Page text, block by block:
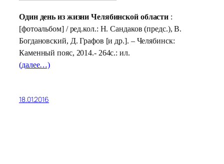
Один день из жизни Челябинской области :
[фотоальбом] /ред.кол.: Н. Сандаков (предс.), В.
Богдановский, Д. Графов [и др.]. – Челябинск:
Каменный пояс, 2014.- 264с.: ил.
(далее…)
18.01.2016